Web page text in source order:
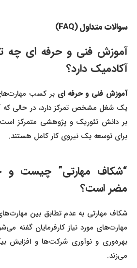
سوالات متداول (FAQ)
آموزش فنی و حرفه ای چه
آکادمیک دارد؟
آموزش فنی و حرفه ای بر کسب
یک شغل مشخص تمرکز دارد، در حالی که
بر دانش تئوریک و پژوهشی متمرکز
برای توسعه یک نیروی کار کامل هستند.
“شکاف مهارتی” چیست و
مضر است؟
شکاف مهارتی به عدم تطابق بین
مهارت‌های مورد نیاز کارفرمایان گفته
بهره‌وری و نوآوری شرکت‌ها و افزایش
می‌زند.